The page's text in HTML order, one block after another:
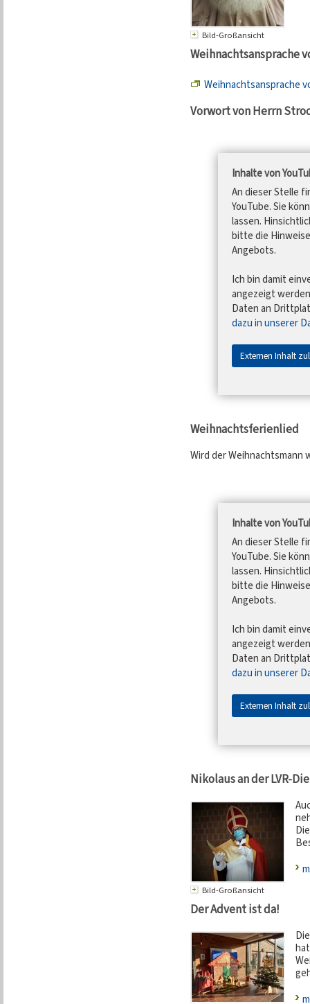
Bild-Großansicht
Weihnachtsansprache
Weihnachtsansprache
Vorwort von Herrn
Inhalte von
An dieser Stelle
YouTube. Sie
lassen.
bitte die
Angebots.
Ich bin damit
angezeigt
Daten an
dazu in unserer
Externen Inhalt
Weihnachtsferienlied
Wird der Weihnachtsmann
Inhalte von
An dieser Stelle
YouTube. Sie
lassen.
bitte die
Angebots.
Ich bin damit
angezeigt
Daten an
dazu in unserer
Externen Inhalt
Nikolaus an der LVR-
Bild-Großansicht
Der Advent ist da!